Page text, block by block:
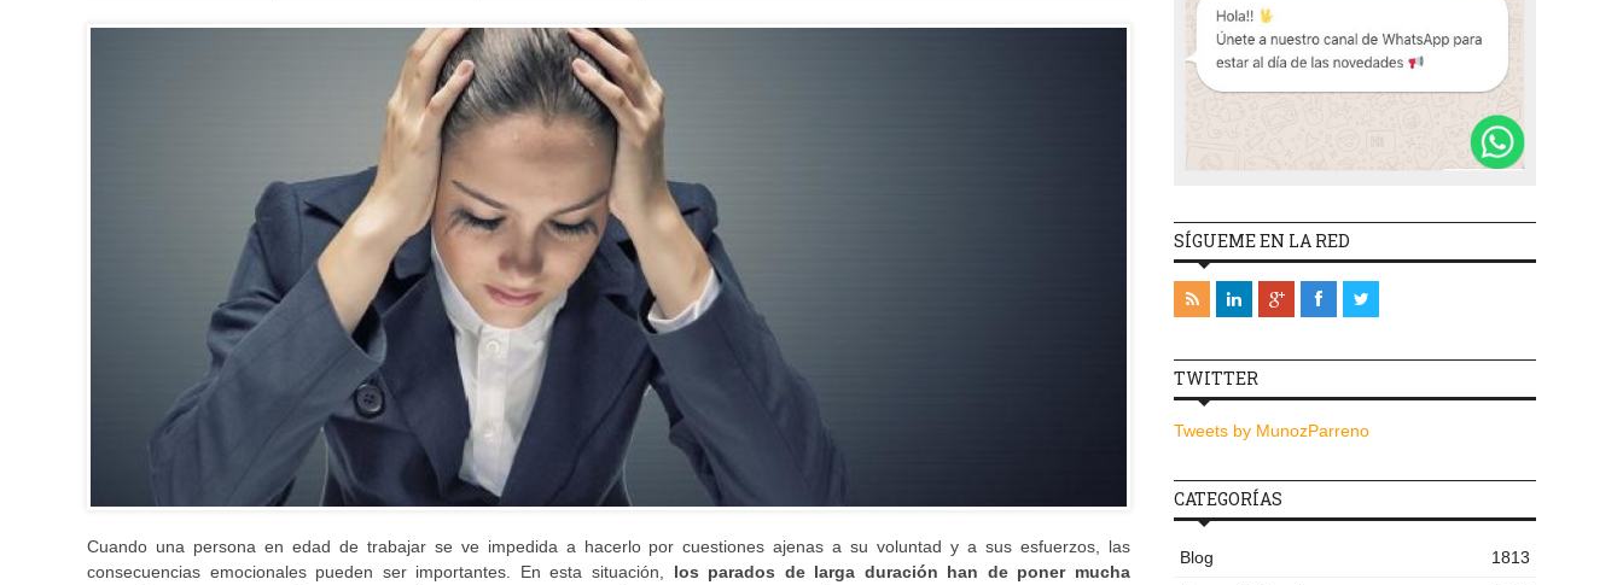
Cuando una persona en edad de trabajar se ve impedida a hacerlo por cuestiones ajenas a su voluntad y a sus esfuerzos, las
consecuencias emocionales pueden ser importantes. En esta situación, los parados de larga duración han de poner mucha
SÍGUEME EN LA RED
TWITTER
Tweets by MunozParreno
CATEGORÍAS
Blog
1813